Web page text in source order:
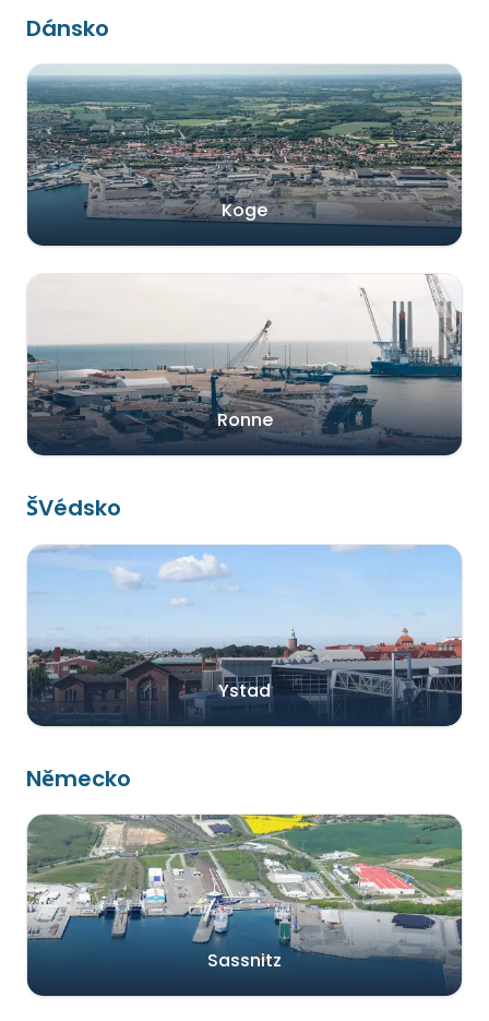
Dánsko
Koge
Ronne
ŠVédsko
Ystad
Německo
Sassnitz